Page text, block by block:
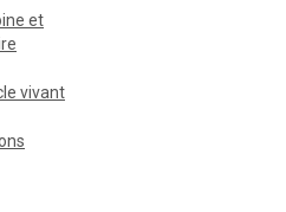
et
vivant